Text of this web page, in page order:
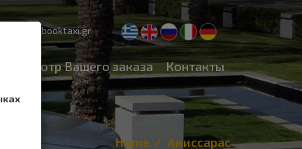
Просмотр Вашего заказа Контакты
Home Аниссарас